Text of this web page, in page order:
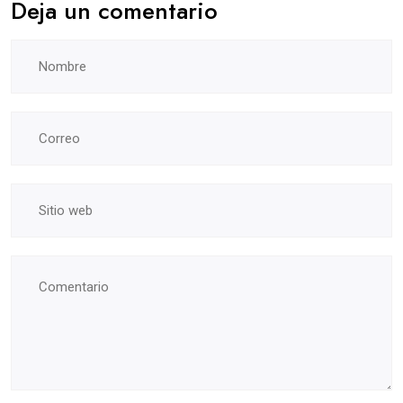
Deja un comentario